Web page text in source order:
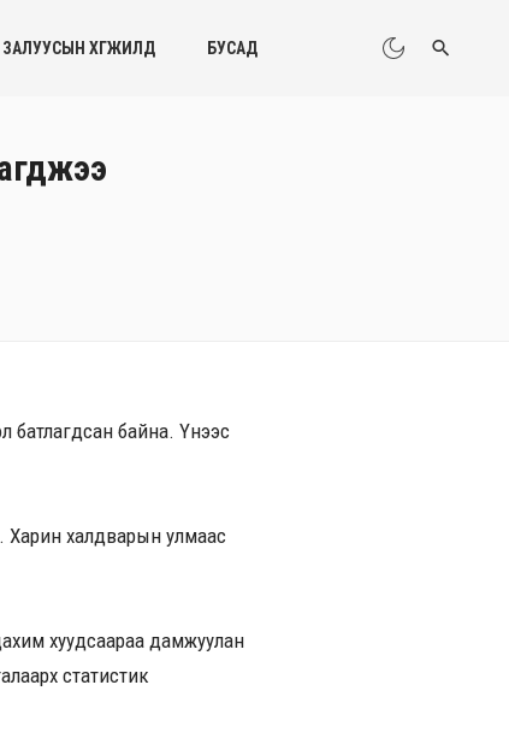
ЗАЛУУСЫН ХӨГЖИЛД БУСАД
байна. Үүнээс
Харин халдварын улмаас
хуудсаараа дамжуулан
статистик